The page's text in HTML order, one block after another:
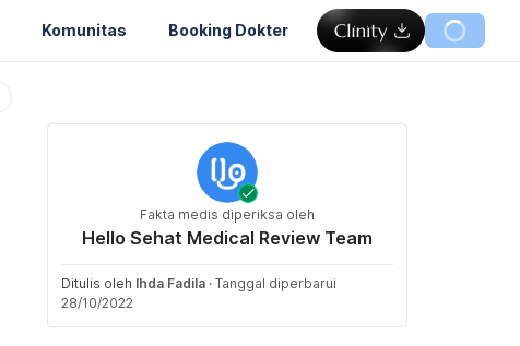
Komunitas Booking Dokter
Fakta medis diperiksa oleh
Hello Sehat Medical Review Team
Ditulis oleh Ihda Fadila · Tanggal diperbarui
28/10/2022